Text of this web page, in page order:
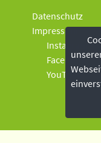
Datenschutz
Impressum
Instagram
Facebook
YouTube